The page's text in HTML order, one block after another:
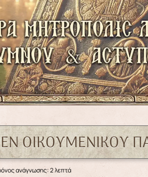
ΟΙΚΟΥΜΕΝΙΚΟΥ
ανάγνωσης: 2 λεπτά